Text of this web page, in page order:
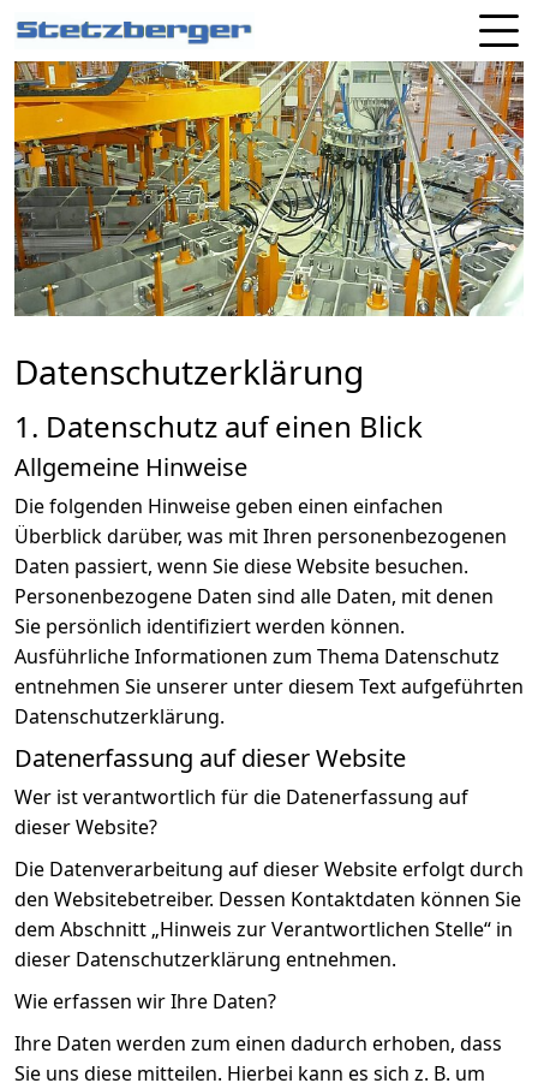
Datenschutz­erklärung
1. Datenschutz auf einen Blick
Allgemeine Hinweise
Die folgenden Hinweise geben einen einfachen
Überblick darüber, was mit Ihren personenbezogenen
Daten passiert, wenn Sie diese Website besuchen.
Personenbezogene Daten sind alle Daten, mit denen
Sie persönlich identifiziert werden können.
Ausführliche Informationen zum Thema Datenschutz
entnehmen Sie unserer unter diesem Text aufgeführten
Datenschutzerklärung.
Datenerfassung auf dieser Website
Wer ist verantwortlich für die Datenerfassung auf
dieser Website?
Die Datenverarbeitung auf dieser Website erfolgt durch
den Websitebetreiber. Dessen Kontaktdaten können Sie
dem Abschnitt „Hinweis zur Verantwortlichen Stelle“ in
dieser Datenschutzerklärung entnehmen.
Wie erfassen wir Ihre Daten?
Ihre Daten werden zum einen dadurch erhoben, dass
Sie uns diese mitteilen. Hierbei kann es sich z. B. um